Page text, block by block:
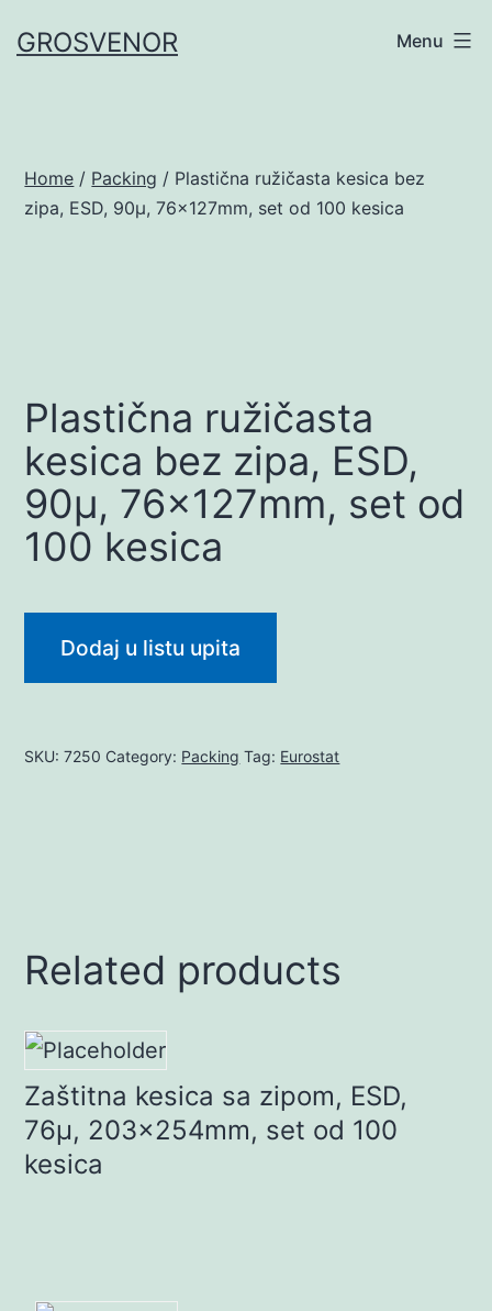
toGROSVENOR Menu
Home / Packing / Plastična ružičasta kesica bez
zipa, ESD, 90µ, 76x127mm, set od 100 kesica
Plastična ružičasta
kesica bez zipa, ESD,
90µ, 76x127mm, set od
100 kesica
Dodaj u listu upita
SKU:7250 Category: Packing Tag: Eurostat
Related products
Zaštitna kesica sa zipom, ESD,
76µ, 203x254mm, set od 100
kesica